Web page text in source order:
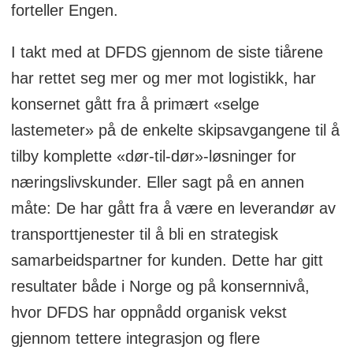
forteller Engen.
I takt med at DFDS gjennom de siste tiårene
har rettet seg mer og mer mot logistikk, har
konsernet gått fra å primært «selge
lastemeter» på de enkelte skipsavgangene til å
tilby komplette «dør-til-dør»-løsninger for
næringslivskunder. Eller sagt på en annen
måte: De har gått fra å være en leverandør av
transporttjenester til å bli en strategisk
samarbeidspartner for kunden. Dette har gitt
resultater både i Norge og på konsernnivå,
hvor DFDS har oppnådd organisk vekst
gjennom tettere integrasjon og flere